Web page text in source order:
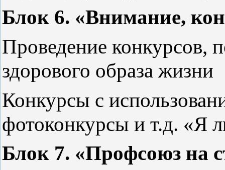
Блок 6. «Внимание,
Проведение конкурсов,
здорового образа жизни
Конкурсы с
фотоконкурсы и т.д.
Блок 7. «Профсоюз на